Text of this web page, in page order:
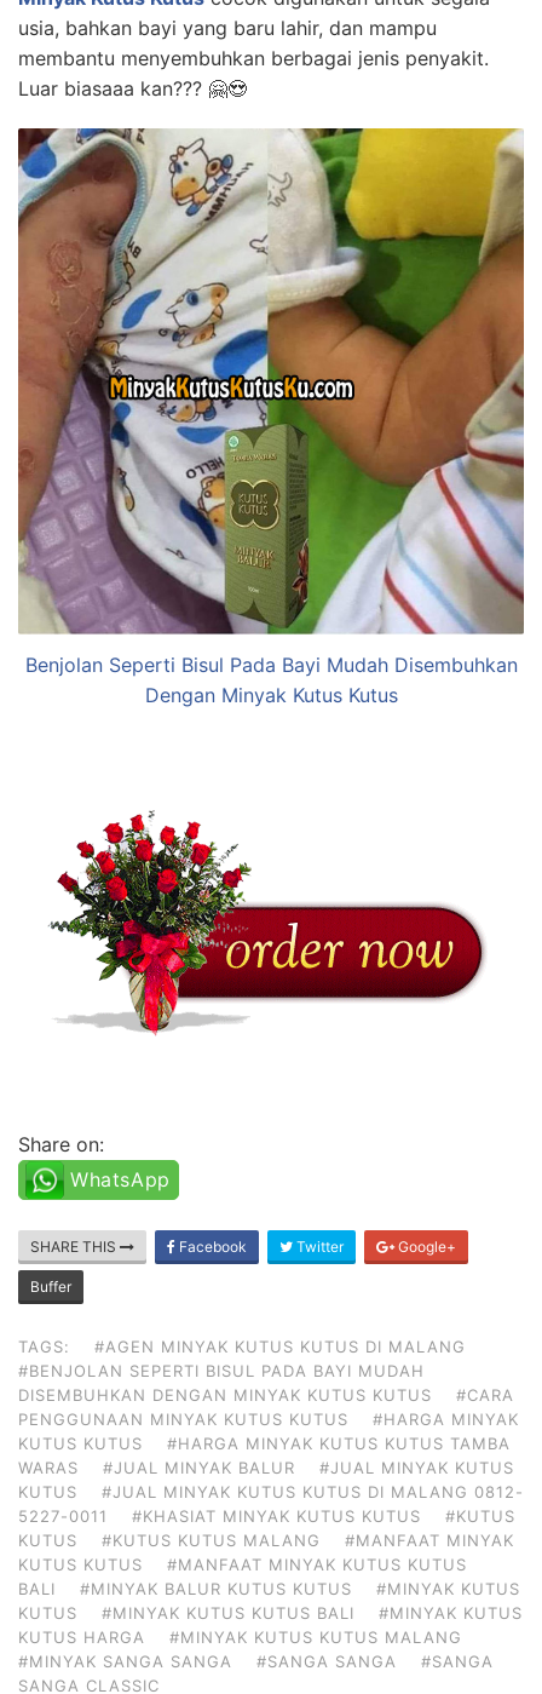
usia, bahkan bayi yang baru lahir, dan mampu
membantu menyembuhkan berbagai jenis penyakit.
Luar biasaaa kan??? 🤗😍
Benjolan Seperti Bisul Pada Bayi Mudah Disembuhkan
Dengan Minyak Kutus Kutus
Share on:
WhatsApp
SHARE THIS Facebook Twitter Google+
Buffer
TAGS:
#AGEN MINYAK KUTUS KUTUS DI MALANG
#BENJOLAN SEPERTI BISUL PADA BAYI MUDAH
DISEMBUHKAN DENGAN MINYAK KUTUS KUTUS
#CARA
PENGGUNAAN MINYAK KUTUS KUTUS
#HARGA MINYAK
KUTUS KUTUS
#HARGA MINYAK KUTUS KUTUS TAMBA
WARAS
#JUAL MINYAK BALUR
#JUAL MINYAK KUTUS
KUTUS
#JUAL MINYAK KUTUS KUTUS DI MALANG 0812-
5227-0011
#KHASIAT MINYAK KUTUS KUTUS
#KUTUS
KUTUS
#KUTUS KUTUS MALANG
#MANFAAT MINYAK
KUTUS KUTUS
#MANFAAT MINYAK KUTUS KUTUS
BALI
#MINYAK BALUR KUTUS KUTUS
#MINYAK KUTUS
KUTUS
#MINYAK KUTUS KUTUS BALI
#MINYAK KUTUS
KUTUS HARGA
#MINYAK KUTUS KUTUS MALANG
#MINYAK SANGA SANGA
#SANGA SANGA
#SANGA
SANGA CLASSIC